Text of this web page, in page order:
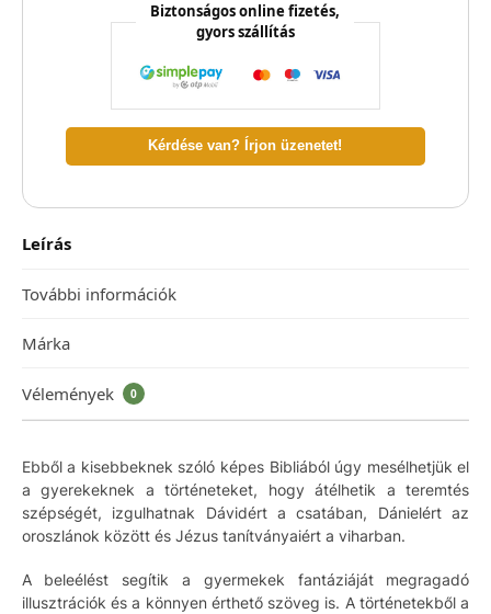
Biztonságos online fizetés,
gyors szállítás
Kérdése van? Írjon üzenetet!
Leírás
További információk
Márka
Vélemények 0
Ebből a kisebbeknek szóló képes Bibliából úgy mesélhetjük el
a gyerekeknek a történeteket, hogy átélhetik a teremtés
szépségét, izgulhatnak Dávidért a csatában, Dánielért az
oroszlánok között és Jézus tanítványaiért a viharban.
A beleélést segítik a gyermekek fantáziáját megragadó
illusztrációk és a könnyen érthető szöveg is. A történetekből a